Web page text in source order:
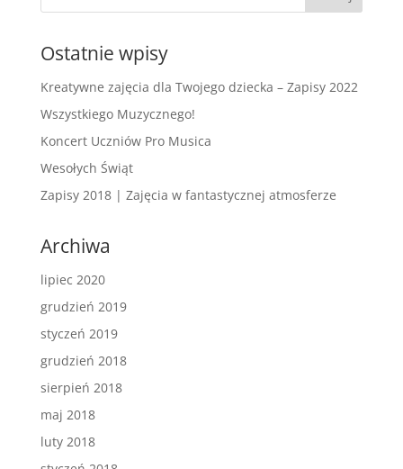
Ostatnie wpisy
Kreatywne zajęcia dla Twojego dziecka – Zapisy 2022
Wszystkiego Muzycznego!
Koncert Uczniów Pro Musica
Wesołych Świąt
Zapisy 2018 | Zajęcia w fantastycznej atmosferze
Archiwa
lipiec 2020
grudzień 2019
styczeń 2019
grudzień 2018
sierpień 2018
maj 2018
luty 2018